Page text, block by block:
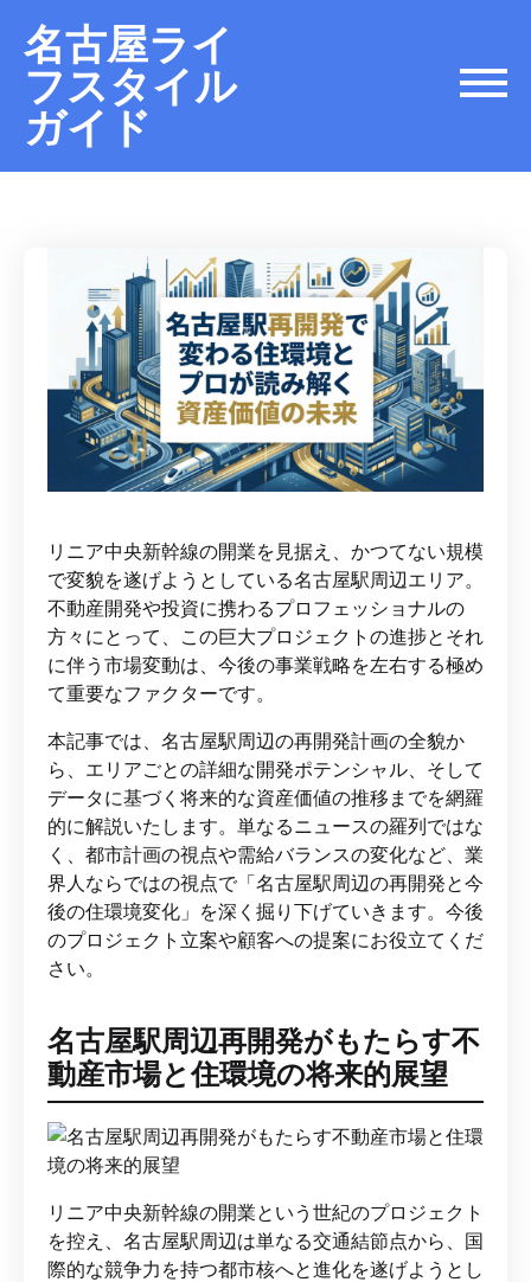
名古屋ライ
フスタイル
ガイド
リニア中央新幹線の開業を見据え、かつてない規模
で変貌を遂げようとしている名古屋駅周辺エリア。
不動産開発や投資に携わるプロフェッショナルの
方々にとって、この巨大プロジェクトの進捗とそれ
に伴う市場変動は、今後の事業戦略を左右する極め
て重要なファクターです。
本記事では、名古屋駅周辺の再開発計画の全貌か
ら、エリアごとの詳細な開発ポテンシャル、そして
データに基づく将来的な資産価値の推移までを網羅
的に解説いたします。単なるニュースの羅列ではな
く、都市計画の視点や需給バランスの変化など、業
界人ならではの視点で「名古屋駅周辺の再開発と今
後の住環境変化」を深く掘り下げていきます。今後
のプロジェクト立案や顧客への提案にお役立てくだ
さい。
名古屋駅周辺再開発がもたらす不
動産市場と住環境の将来的展望
リニア中央新幹線の開業という世紀のプロジェクト
を控え、名古屋駅周辺は単なる交通結節点から、国
際的な競争力を持つ都市核へと進化を遂げようとし